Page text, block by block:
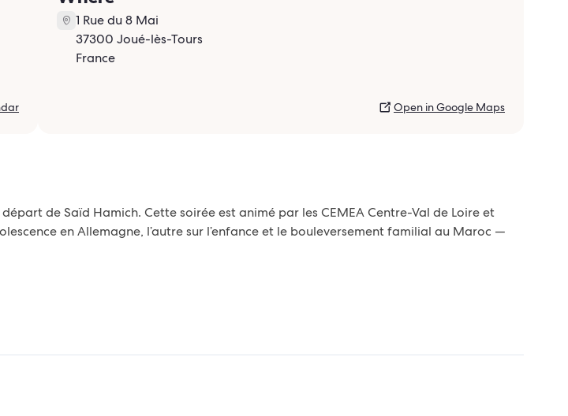
1 Rue du 8 Mai
37300 Joué-lès-Tours
France
Open in Google Maps
de Saïd Hamich. Cette soirée est animé par les CEMEA Centre-Val de Loire et
en Allemagne, l’autre sur l’enfance et le bouleversement familial au Maroc —